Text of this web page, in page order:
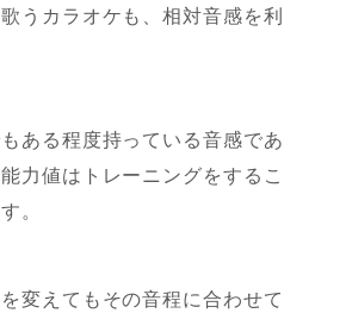
うカラオケも、相対音感を利
ある程度持っている音感であ
力値はトレーニングをするこ
。
変えてもその音程に合わせて